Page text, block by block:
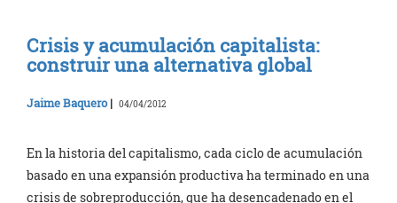
Crisis y acumulación capitalista:
construir una alternativa global
Jaime Baquero| 04/04/2012
En la historia del capitalismo, cada ciclo de acumulación
basado en una expansión productiva ha terminado en una
crisis de sobreproducción, que ha desencadenado en el